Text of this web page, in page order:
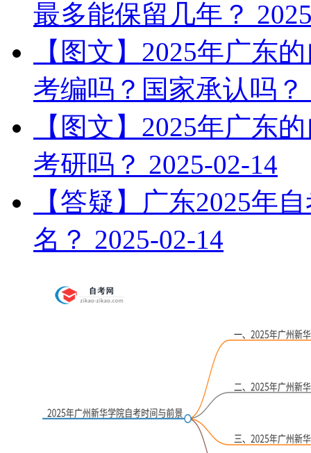
最多能保留几年？
【图文】2025年广东
考编吗？国家承认吗？
【图文】2025年广东
考研吗？ 2025-02-14
【答疑】广东2025年
名？ 2025-02-14